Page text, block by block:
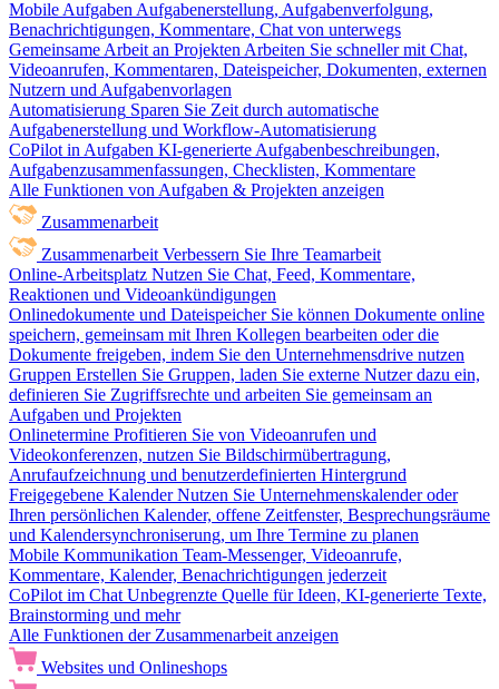
Mobile Aufgaben Aufgabenerstellung, Aufgabenverfolgung,
Benachrichtigungen, Kommentare, Chat von unterwegs
Gemeinsame Arbeit an Projekten Arbeiten Sie schneller mit Chat,
Videoanrufen, Kommentaren, Dateispeicher, Dokumenten, externen
Nutzern und Aufgabenvorlagen
Automatisierung Sparen Sie Zeit durch automatische
Aufgabenerstellung und Workflow-Automatisierung
CoPilot in Aufgaben KI-generierte Aufgabenbeschreibungen,
Aufgabenzusammenfassungen, Checklisten, Kommentare
Alle Funktionen von Aufgaben & Projekten anzeigen
Zusammenarbeit
Zusammenarbeit Verbessern Sie Ihre Teamarbeit
Online-Arbeitsplatz Nutzen Sie Chat, Feed, Kommentare,
Reaktionen und Videoankündigungen
Onlinedokumente und Dateispeicher Sie können Dokumente online
speichern, gemeinsam mit Ihren Kollegen bearbeiten oder die
Dokumente freigeben, indem Sie den Unternehmensdrive nutzen
Gruppen Erstellen Sie Gruppen, laden Sie externe Nutzer dazu ein,
definieren Sie Zugriffsrechte und arbeiten Sie gemeinsam an
Aufgaben und Projekten
Onlinetermine Profitieren Sie von Videoanrufen und
Videokonferenzen, nutzen Sie Bildschirmübertragung,
Anrufaufzeichnung und benutzerdefinierten Hintergrund
Freigegebene Kalender Nutzen Sie Unternehmenskalender oder
Ihren persönlichen Kalender, offene Zeitfenster, Besprechungsräume
und Kalendersynchroniserung, um Ihre Termine zu planen
Mobile Kommunikation Team-Messenger, Videoanrufe,
Kommentare, Kalender, Benachrichtigungen jederzeit
CoPilot im Chat Unbegrenzte Quelle für Ideen, KI-generierte Texte,
Brainstorming und mehr
Alle Funktionen der Zusammenarbeit anzeigen
Websites und Onlineshops